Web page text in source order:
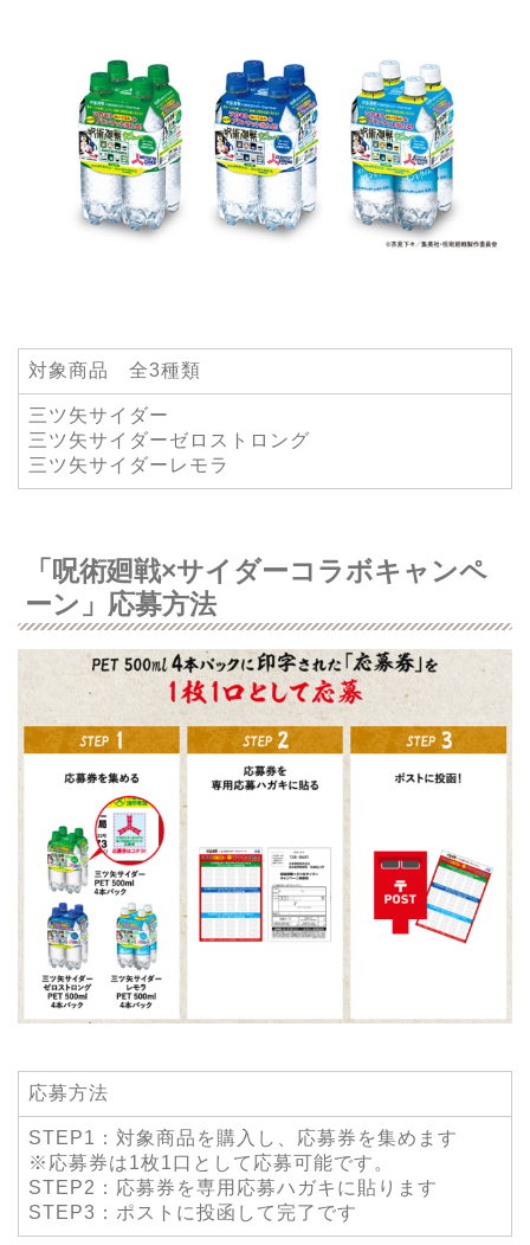
対象商品 全3種類
三ツ矢サイダー
三ツ矢サイダーゼロストロング
三ツ矢サイダーレモラ
「呪術廻戦×サイダーコラボキャンペ
ーン」応募方法
応募方法
STEP1：対象商品を購入し、応募券を集めます
※応募券は1枚1口として応募可能です。
STEP2：応募券を専用応募ハガキに貼ります
STEP3：ポストに投函して完了です